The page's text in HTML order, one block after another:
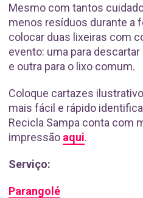
Mesmo com tantos
menos resíduos durante a
colocar duas lixeiras com
evento: uma para
e outra para o lixo comum.
Coloque cartazes
mais fácil e rápido
Recicla Sampa conta com
impressão aqui.
Serviço:
Parangolé